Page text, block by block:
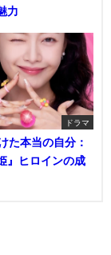
力
ドラマ
た本当の自分：
』ヒロインの成